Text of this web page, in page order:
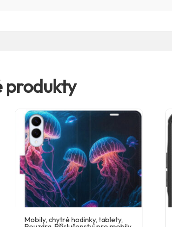
produkty
Mobily, chytré hodinky, tablety,